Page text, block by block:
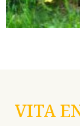
VITA